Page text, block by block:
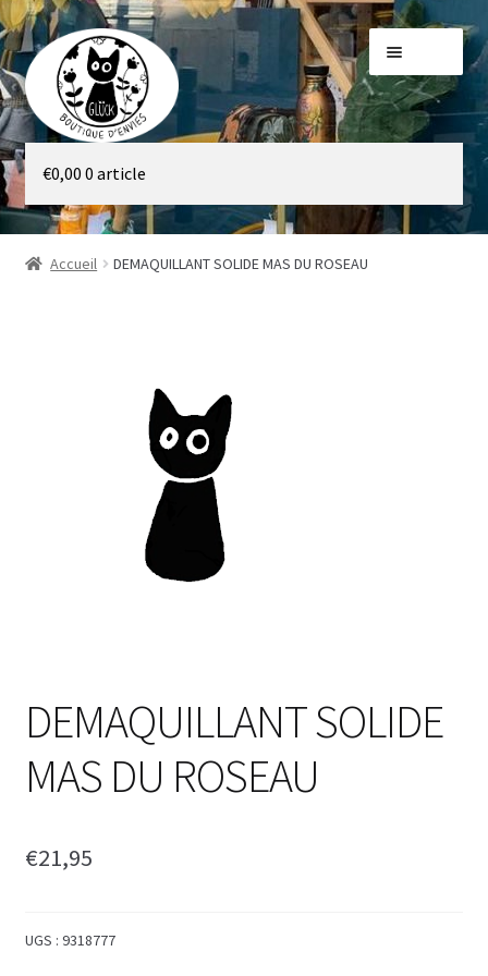
Aller
à
la
navigation
Aller
au
contenu
Galerie
Boutique
€0,00 0 article
Accueil DEMAQUILLANT SOLIDE MAS DU ROSEAU
DEMAQUILLANT SOLIDE
MAS DU ROSEAU
€21,95
UGS : 9318777